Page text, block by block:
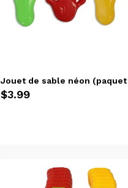
Jouet de sable néon
$3.99